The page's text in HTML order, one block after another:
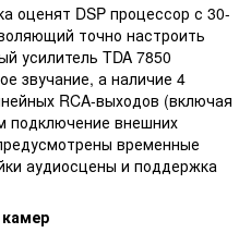
оценят DSP процессор с 30-
точно настроить
усилитель TDA 7850
звучание, а наличие 4
RCA-выходов (включая
подключение внешних
временные
аудиосцены и поддержка